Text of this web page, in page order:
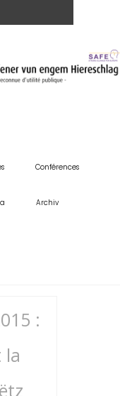
Conférences
Archiv
:
la